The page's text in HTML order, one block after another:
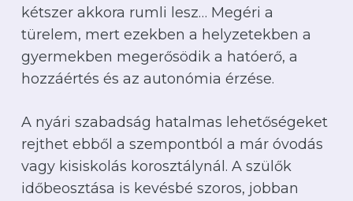
kétszer akkora rumli lesz… Megéri a
türelem, mert ezekben a helyzetekben a
gyermekben megerősödik a hatóerő, a
hozzáértés és az autonómia érzése.
A nyári szabadság hatalmas lehetőségeket
rejthet ebből a szempontból a már óvodás
vagy kisiskolás korosztálynál. A szülők
időbeosztása is kevésbé szoros, jobban